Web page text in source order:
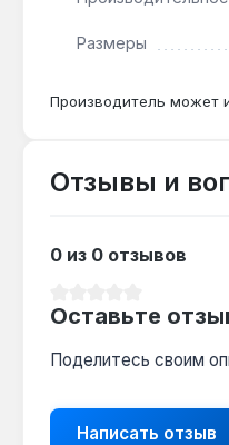
Размеры
Производитель может
Отзывы и
0 из 0 отзывов
Оставьте
Поделитесь своим
Написать отзыв